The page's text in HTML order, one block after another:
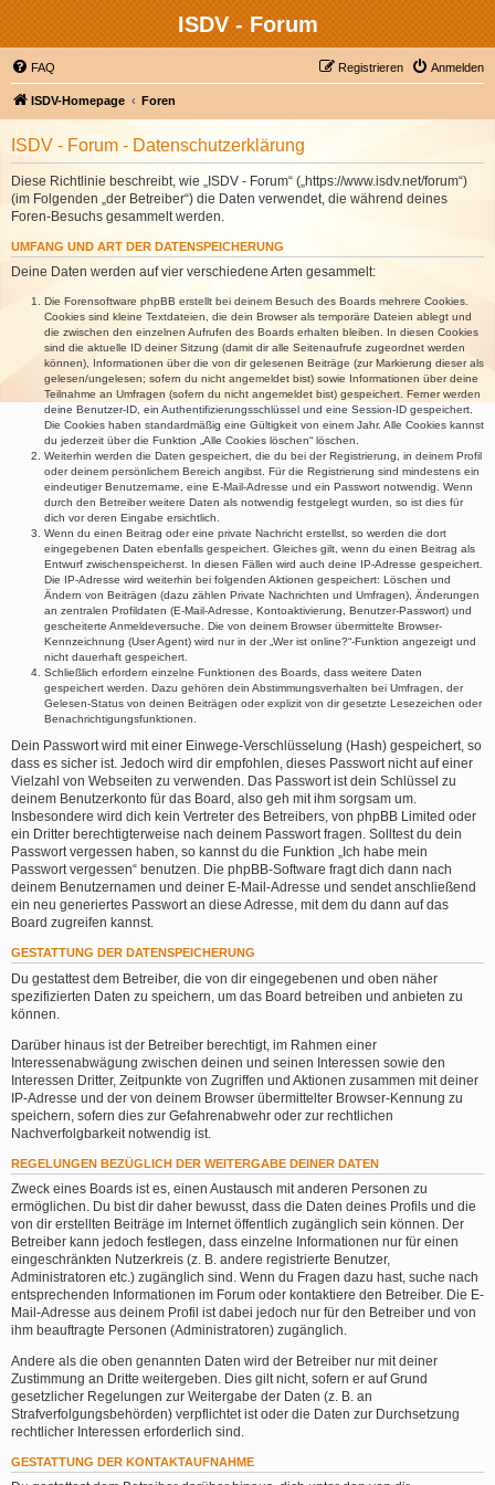
ISDV - Forum
FAQ Anmelden
Registrieren
ISDV-Homepage Foren
ISDV - Forum - Datenschutzerklärung
Diese Richtlinie beschreibt, wie „ISDV - Forum“ („https://www.isdv.net/forum“)
(im Folgenden „der Betreiber“) die Daten verwendet, die während deines
Foren-Besuchs gesammelt werden.
UMFANG UND ART DER DATENSPEICHERUNG
Deine Daten werden auf vier verschiedene Arten gesammelt:
Die Forensoftware phpBB erstellt bei deinem Besuch des Boards mehrere Cookies.
Cookies sind kleine Textdateien, die dein Browser als temporäre Dateien ablegt und
die zwischen den einzelnen Aufrufen des Boards erhalten bleiben. In diesen Cookies
sind die aktuelle ID deiner Sitzung (damit dir alle Seitenaufrufe zugeordnet werden
können), Informationen über die von dir gelesenen Beiträge (zur Markierung dieser als
gelesen/ungelesen; sofern du nicht angemeldet bist) sowie Informationen über deine
Teilnahme an Umfragen (sofern du nicht angemeldet bist) gespeichert. Ferner werden
deine Benutzer-ID, ein Authentifizierungsschlüssel und eine Session-ID gespeichert.
Die Cookies haben standardmäßig eine Gültigkeit von einem Jahr. Alle Cookies kannst
du jederzeit über die Funktion „Alle Cookies löschen“ löschen.
Weiterhin werden die Daten gespeichert, die du bei der Registrierung, in deinem Profil
oder deinem persönlichem Bereich angibst. Für die Registrierung sind mindestens ein
eindeutiger Benutzername, eine E-Mail-Adresse und ein Passwort notwendig. Wenn
durch den Betreiber weitere Daten als notwendig festgelegt wurden, so ist dies für
dich vor deren Eingabe ersichtlich.
Wenn du einen Beitrag oder eine private Nachricht erstellst, so werden die dort
eingegebenen Daten ebenfalls gespeichert. Gleiches gilt, wenn du einen Beitrag als
Entwurf zwischenspeicherst. In diesen Fällen wird auch deine IP-Adresse gespeichert.
Die IP-Adresse wird weiterhin bei folgenden Aktionen gespeichert: Löschen und
Ändern von Beiträgen (dazu zählen Private Nachrichten und Umfragen), Änderungen
an zentralen Profildaten (E-Mail-Adresse, Kontoaktivierung, Benutzer-Passwort) und
gescheiterte Anmeldeversuche. Die von deinem Browser übermittelte Browser-
Kennzeichnung (User Agent) wird nur in der „Wer ist online?“-Funktion angezeigt und
nicht dauerhaft gespeichert.
Schließlich erfordern einzelne Funktionen des Boards, dass weitere Daten
gespeichert werden. Dazu gehören dein Abstimmungsverhalten bei Umfragen, der
Gelesen-Status von deinen Beiträgen oder explizit von dir gesetzte Lesezeichen oder
Benachrichtigungsfunktionen.
Dein Passwort wird mit einer Einwege-Verschlüsselung (Hash) gespeichert, so
dass es sicher ist. Jedoch wird dir empfohlen, dieses Passwort nicht auf einer
Vielzahl von Webseiten zu verwenden. Das Passwort ist dein Schlüssel zu
deinem Benutzerkonto für das Board, also geh mit ihm sorgsam um.
Insbesondere wird dich kein Vertreter des Betreibers, von phpBB Limited oder
ein Dritter berechtigterweise nach deinem Passwort fragen. Solltest du dein
Passwort vergessen haben, so kannst du die Funktion „Ich habe mein
Passwort vergessen“ benutzen. Die phpBB-Software fragt dich dann nach
deinem Benutzernamen und deiner E-Mail-Adresse und sendet anschließend
ein neu generiertes Passwort an diese Adresse, mit dem du dann auf das
Board zugreifen kannst.
GESTATTUNG DER DATENSPEICHERUNG
Du gestattest dem Betreiber, die von dir eingegebenen und oben näher
spezifizierten Daten zu speichern, um das Board betreiben und anbieten zu
können.
Darüber hinaus ist der Betreiber berechtigt, im Rahmen einer
Interessenabwägung zwischen deinen und seinen Interessen sowie den
Interessen Dritter, Zeitpunkte von Zugriffen und Aktionen zusammen mit deiner
IP-Adresse und der von deinem Browser übermittelter Browser-Kennung zu
speichern, sofern dies zur Gefahrenabwehr oder zur rechtlichen
Nachverfolgbarkeit notwendig ist.
REGELUNGEN BEZÜGLICH DER WEITERGABE DEINER DATEN
Zweck eines Boards ist es, einen Austausch mit anderen Personen zu
ermöglichen. Du bist dir daher bewusst, dass die Daten deines Profils und die
von dir erstellten Beiträge im Internet öffentlich zugänglich sein können. Der
Betreiber kann jedoch festlegen, dass einzelne Informationen nur für einen
eingeschränkten Nutzerkreis (z. B. andere registrierte Benutzer,
Administratoren etc.) zugänglich sind. Wenn du Fragen dazu hast, suche nach
entsprechenden Informationen im Forum oder kontaktiere den Betreiber. Die E-
Mail-Adresse aus deinem Profil ist dabei jedoch nur für den Betreiber und von
ihm beauftragte Personen (Administratoren) zugänglich.
Andere als die oben genannten Daten wird der Betreiber nur mit deiner
Zustimmung an Dritte weitergeben. Dies gilt nicht, sofern er auf Grund
gesetzlicher Regelungen zur Weitergabe der Daten (z. B. an
Strafverfolgungsbehörden) verpflichtet ist oder die Daten zur Durchsetzung
rechtlicher Interessen erforderlich sind.
GESTATTUNG DER KONTAKTAUFNAHME